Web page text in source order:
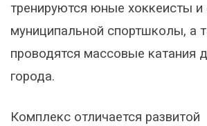
тренируются юные хоккеисты и
муниципальной спортшколы, а
проводятся массовые катания
города.
Комплекс отличается развитой